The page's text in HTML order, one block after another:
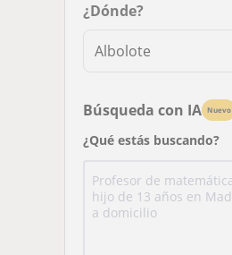
¿Dónde?
Búsqueda con IA Nuevo
¿Qué estás buscando?